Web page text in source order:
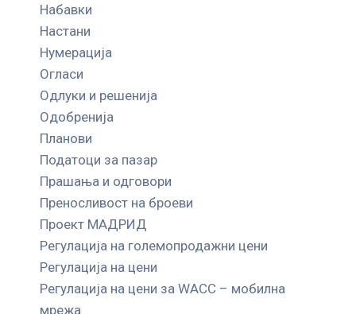
Набавки
Настани
Нумерација
Огласи
Одлуки и решенија
Одобренија
Планови
Податоци за пазар
Прашања и одговори
Преносливост на броеви
Проект МАДРИД
Регулација на големопродажни цени
Регулација на цени
Регулација на цени за WACC – мобилна
мрежа